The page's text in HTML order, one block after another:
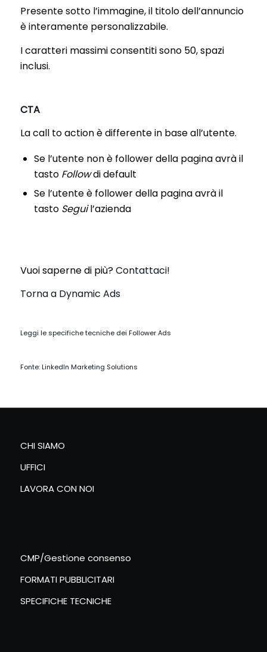
Presente sotto l’immagine, il titolo dell’annuncio
è interamente personalizzabile.
I caratteri massimi consentiti sono 50, spazi
inclusi.
CTA
La call to action è differente in base all’utente.
Se l’utente non è follower della pagina avrà il
tasto Followdi default
Se l’utente è follower della pagina avrà il
tasto Seguil’azienda
Vuoi saperne di più?Contattaci!
Torna a Dynamic Ads
Leggi le specifiche tecniche dei Follower Ads
Fonte: LinkedIn Marketing Solutions
CHI SIAMO
UFFICI
LAVORA CON NOI
CMP/Gestione consenso
FORMATI PUBBLICITARI
SPECIFICHE TECNICHE